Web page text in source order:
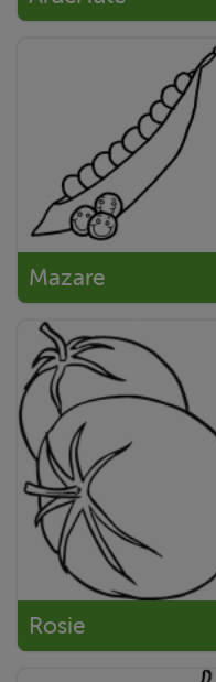
Mazare
Rosie